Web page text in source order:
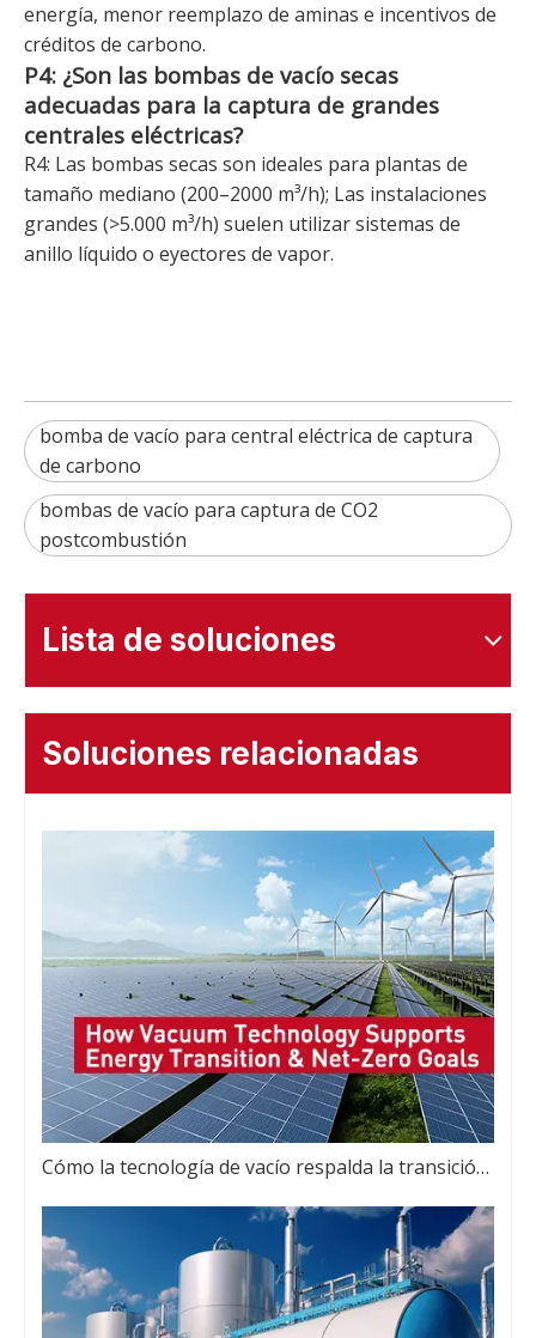
energía, menor reemplazo de aminas e incentivos de
créditos de carbono.
P4: ¿Son las bombas de vacío secas
adecuadas para la captura de grandes
centrales eléctricas?
R4: Las bombas secas son ideales para plantas de
tamaño mediano (200–2000 m³/h); Las instalaciones
grandes (>5.000 m³/h) suelen utilizar sistemas de
anillo líquido o eyectores de vapor.
bomba de vacío para central eléctrica de captura
de carbono
bombas de vacío para captura de CO2
postcombustión
Lista de soluciones
Soluciones relacionadas
Cómo la tecnología de vacío respalda la transición energética y los objetivos netos cero